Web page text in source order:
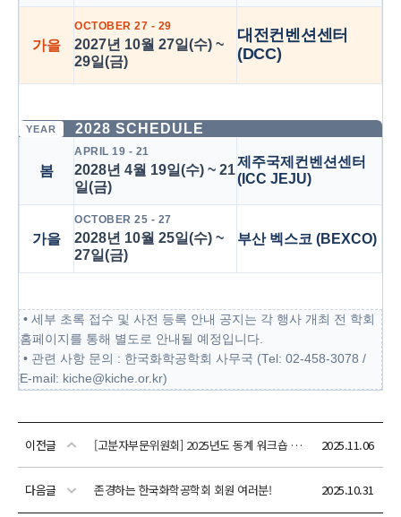
이전글 [고분자부문위원회] 2025년도 동계 워크숍 안내 (2025년12월 29일(월)~30일(화)) 2025.11.06
다음글 존경하는 한국화학공학회 회원 여러분! 2025.10.31